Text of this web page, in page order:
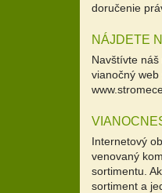
doručenie
NÁJDETE
Navštívte
vianočný web
Internetový
venovaný
sortimentu.
sortiment a